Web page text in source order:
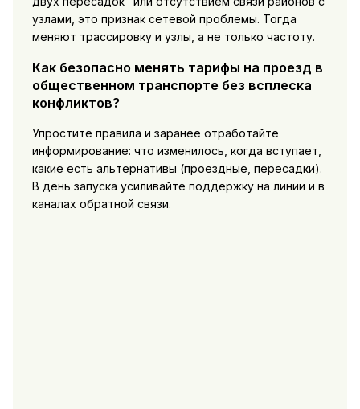
узлами, это признак сетевой проблемы. Тогда
меняют трассировку и узлы, а не только частоту.
Как безопасно менять тарифы на проезд в
общественном транспорте без всплеска
конфликтов?
Упростите правила и заранее отработайте
информирование: что изменилось, когда вступает,
какие есть альтернативы (проездные, пересадки).
В день запуска усиливайте поддержку на линии и в
каналах обратной связи.